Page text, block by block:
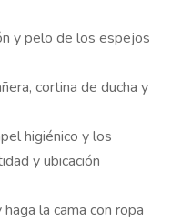
y pelo de los espejos
cortina de ducha y
higiénico y los
y ubicación
la cama con ropa